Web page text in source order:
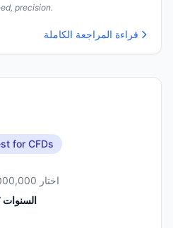
precision.
قراءة المراجعة الكاملة
for CFDs
اختار 1,000,000 من المتداولين هذا الوسيط
السنوات